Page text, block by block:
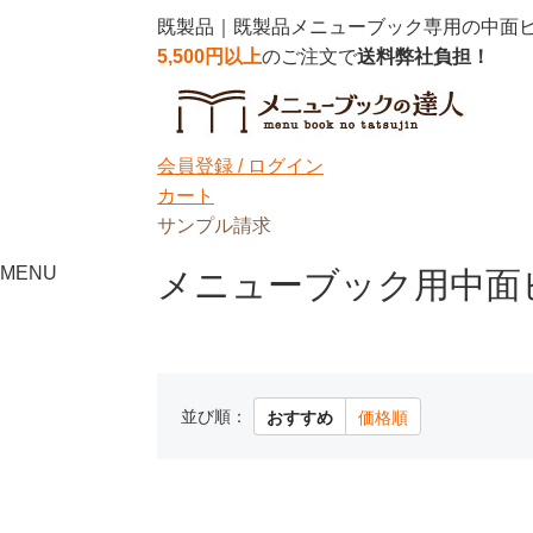
既製品｜既製品メニューブック専用の中面
5,500円以上のご注文で送料弊社負担！
会員登録 / ログイン
カート
サンプル請求
MENU メニューブック用中
並び順： おすすめ 価格順